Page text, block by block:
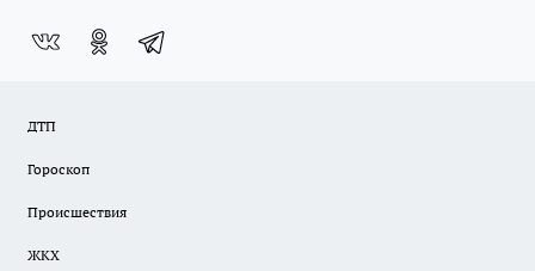
ДТП
Гороскоп
Происшествия
ЖКХ